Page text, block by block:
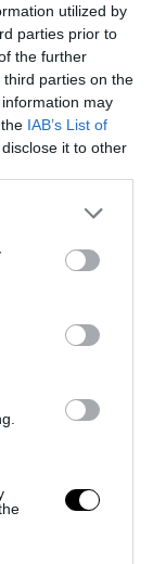
utilized by
parties prior to
the further
parties on the
may
IAB’s List of
it to other
or more Google
You may click to
party tags to
in below Google
#paintinginterior
#wonen
#sfeervol